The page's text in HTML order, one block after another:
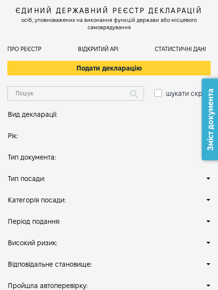
ЄДИНИЙ ДЕРЖАВНИЙ РЕЄСТР ДЕКЛАРАЦІЙ
осіб, уповноважених на виконання функцій держави або місцевого
самоврядування
ПРО РЕЄСТР ВІДКРИТИЙ АРІ СТАТИСТИЧНІ ДАНІ
Подати декларацію
шукати скрізь
Вид декларації:
Рік:
Тип документа:
Тип посади:
Категорія посади:
Період подання:
Високий ризик:
Відповідальне становище:
Пройшла автоперевірку:
Зміст документа